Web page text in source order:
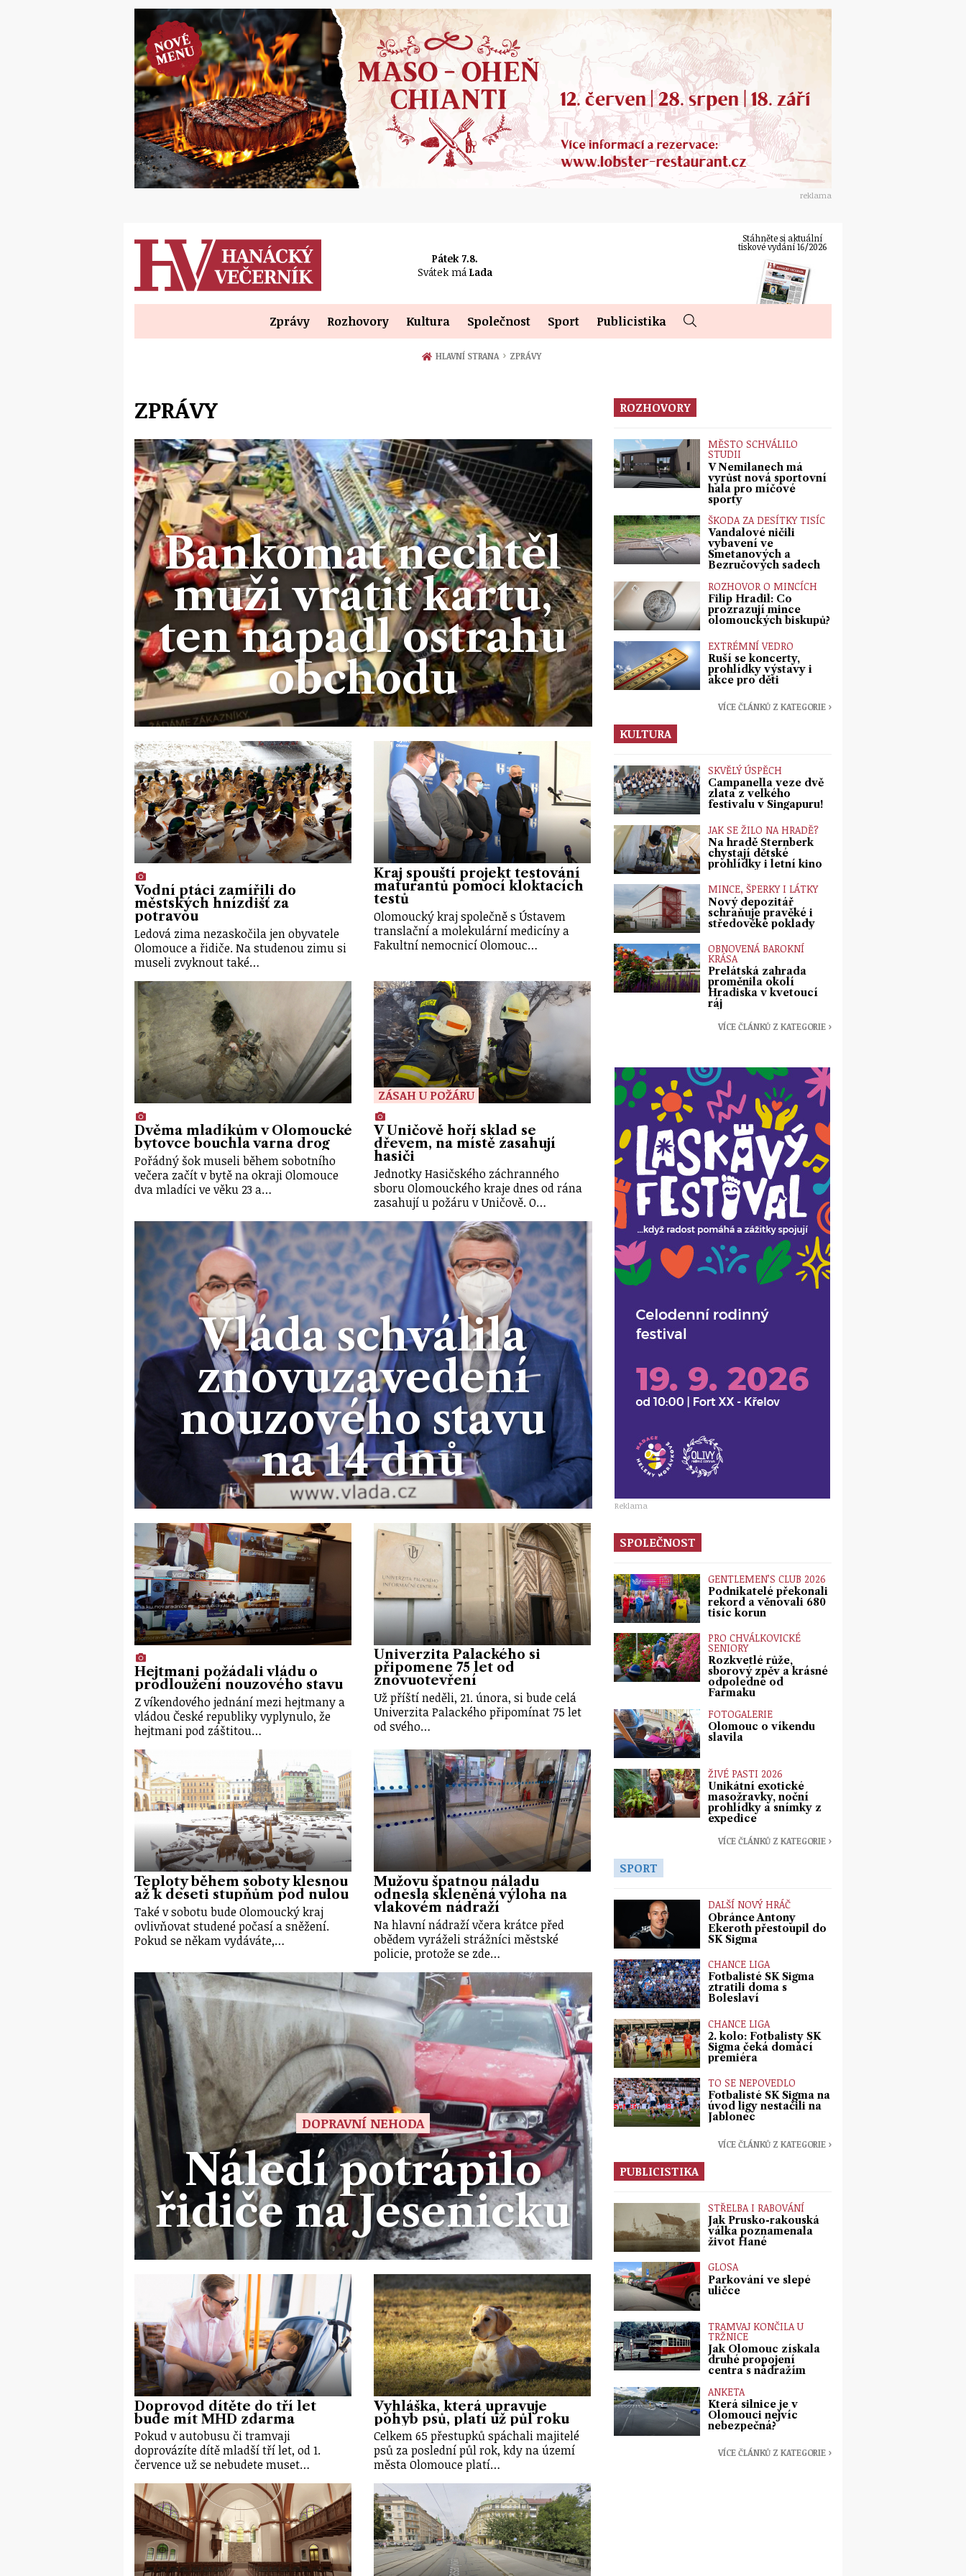
reklama
Pátek 7.8.
Svátek má Lada
Stáhněte si aktuální
tiskové vydání 16/2026
Zprávy Rozhovory Kultura Společnost Sport Publicistika
HLAVNÍ STRANA › ZPRÁVY
ZPRÁVY
Bankomat nechtěl
muži vrátit kartu,
ten napadl ostrahu
obchodu
Vodní ptáci zamířili do
městských hnízdišť za
potravou
Ledová zima nezaskočila jen obyvatele
Olomouce a řidiče. Na studenou zimu si
museli zvyknout také…
Kraj spouští projekt testování
maturantů pomocí kloktacích
testů
Olomoucký kraj společně s Ústavem
translační a molekulární medicíny a
Fakultní nemocnicí Olomouc…
Dvěma mladíkům v Olomoucké
bytovce bouchla varna drog
Pořádný šok museli během sobotního
večera začít v bytě na okraji Olomouce
dva mladíci ve věku 23 a…
ZÁSAH U POŽÁRU
V Uničově hoří sklad se
dřevem, na místě zasahují
hasiči
Jednotky Hasičského záchranného
sboru Olomouckého kraje dnes od rána
zasahují u požáru v Uničově. O…
Vláda schválila
znovuzavedení
nouzového stavu
na 14 dnů
Hejtmani požádali vládu o
prodloužení nouzového stavu
Z víkendového jednání mezi hejtmany a
vládou České republiky vyplynulo, že
hejtmani pod záštitou…
Univerzita Palackého si
připomene 75 let od
znovuotevření
Už příští neděli, 21. února, si bude celá
Univerzita Palackého připomínat 75 let
od svého…
Teploty během soboty klesnou
až k deseti stupňům pod nulou
Také v sobotu bude Olomoucký kraj
ovlivňovat studené počasí a sněžení.
Pokud se někam vydáváte,…
Mužovu špatnou náladu
odnesla skleněná výloha na
vlakovém nádraží
Na hlavní nádraží včera krátce před
obědem vyráželi strážníci městské
policie, protože se zde…
DOPRAVNÍ NEHODA
Náledí potrápilo
řidiče na Jesenicku
Doprovod dítěte do tří let
bude mít MHD zdarma
Pokud v autobusu či tramvaji
doprovázíte dítě mladší tří let, od 1.
července už se nebudete muset…
Vyhláška, která upravuje
pohyb psů, platí už půl roku
Celkem 65 přestupků spáchali majitelé
psů za poslední půl rok, kdy na území
města Olomouce platí…
ROZHOVORY
MĚSTO SCHVÁLILO
STUDII
V Nemilanech má
vyrůst nová sportovní
hala pro míčové
sporty
ŠKODA ZA DESÍTKY TISÍC
Vandalové ničili
vybavení ve
Smetanových a
Bezručových sadech
ROZHOVOR O MINCÍCH
Filip Hradil: Co
prozrazují mince
olomouckých biskupů?
EXTRÉMNÍ VEDRO
Ruší se koncerty,
prohlídky výstavy i
akce pro děti
VÍCE ČLÁNKŮ Z KATEGORIE ›
KULTURA
SKVĚLÝ ÚSPĚCH
Campanella veze dvě
zlata z velkého
festivalu v Singapuru!
JAK SE ŽILO NA HRADĚ?
Na hradě Šternberk
chystají dětské
prohlídky i letní kino
MINCE, ŠPERKY I LÁTKY
Nový depozitář
schraňuje pravěké i
středověké poklady
OBNOVENÁ BAROKNÍ
KRÁSA
Prelátská zahrada
proměnila okolí
Hradiska v kvetoucí
ráj
VÍCE ČLÁNKŮ Z KATEGORIE ›
Reklama
SPOLEČNOST
GENTLEMEN’S CLUB 2026
Podnikatelé překonali
rekord a věnovali 680
tisíc korun
PRO CHVÁLKOVICKÉ
SENIORY
Rozkvetlé růže,
sborový zpěv a krásné
odpoledne od
Farmaku
FOTOGALERIE
Olomouc o víkendu
slavila
ŽIVÉ PASTI 2026
Unikátní exotické
masožravky, noční
prohlídky a snímky z
expedice
VÍCE ČLÁNKŮ Z KATEGORIE ›
SPORT
DALŠÍ NOVÝ HRÁČ
Obránce Antony
Ekeroth přestoupil do
SK Sigma
CHANCE LIGA
Fotbalisté SK Sigma
ztratili doma s
Boleslaví
CHANCE LIGA
2. kolo: Fotbalisty SK
Sigma čeká domácí
premiéra
TO SE NEPOVEDLO
Fotbalisté SK Sigma na
úvod ligy nestačili na
Jablonec
VÍCE ČLÁNKŮ Z KATEGORIE ›
PUBLICISTIKA
STŘELBA I RABOVÁNÍ
Jak Prusko-rakouská
válka poznamenala
život Hané
GLOSA
Parkování ve slepé
uličce
TRAMVAJ KONČILA U
TRŽNICE
Jak Olomouc získala
druhé propojení
centra s nádražím
ANKETA
Která silnice je v
Olomouci nejvíc
nebezpečná?
VÍCE ČLÁNKŮ Z KATEGORIE ›